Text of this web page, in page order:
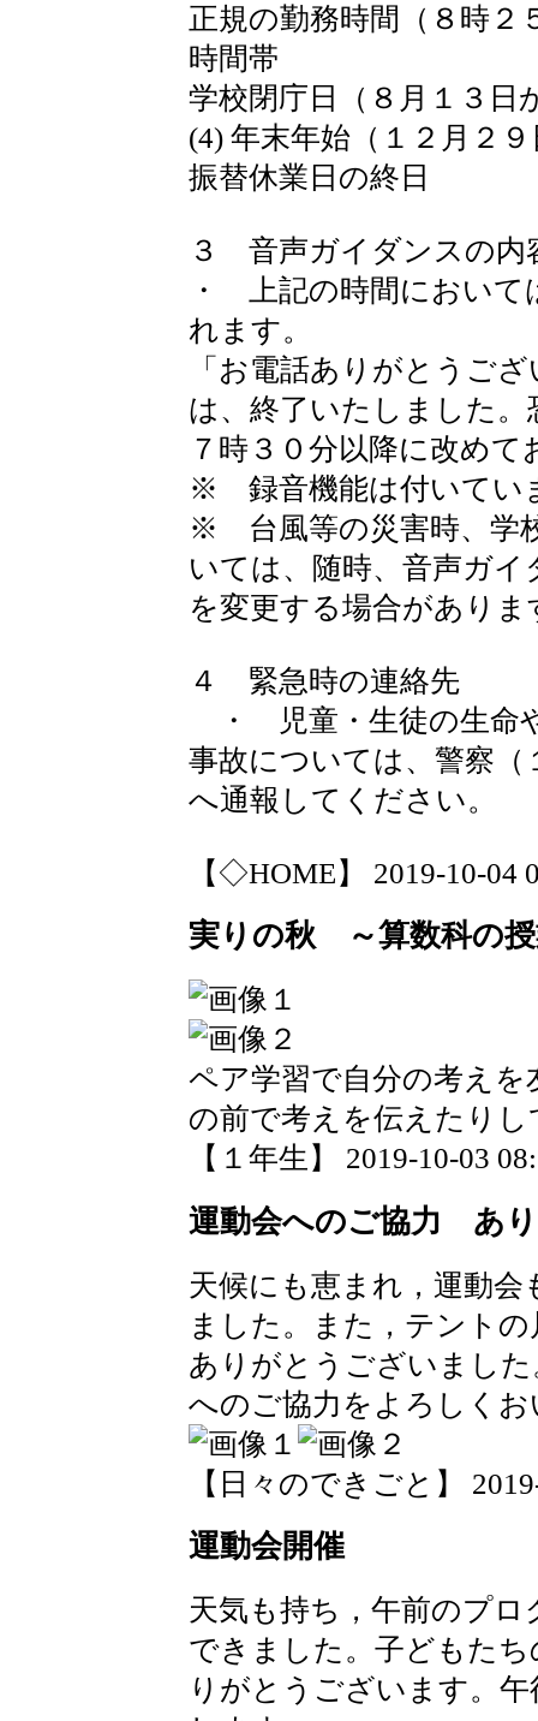
正規の勤務時間（８時２
時間帯
学校閉庁日（８月１３日
(4) 年末年始（１２月２
振替休業日の終日
３ 音声ガイダンスの内
・ 上記の時間において
れます。
「お電話ありがとうご
は、終了いたしました
７時３０分以降に改め
※ 録音機能は付いてい
※ 台風等の災害時、学
いては、随時、音声ガ
を変更する場合がありま
４ 緊急時の連絡先
・ 児童・生徒の生命
事故については、警察（
へ通報してください。
【◇HOME】 2019-10-04
実りの秋 ～算数科の
ペア学習で自分の考え
の前で考えを伝えたり
【１年生】 2019-10-03
運動会へのご協力 あ
天候にも恵まれ，運動
ました。また，テント
ありがとうございまし
へのご協力をよろしく
【日々のできごと】
運動会開催
天気も持ち，午前のプ
できました。子どもた
りがとうございます。